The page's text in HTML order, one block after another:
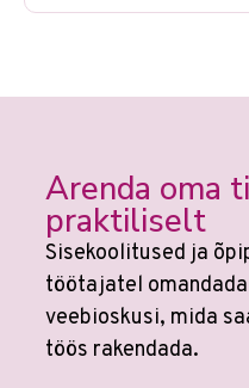
Arenda oma
praktiliselt
Sisekoolitused ja
töötajatel
veebioskusi, mida
töös rakendada.